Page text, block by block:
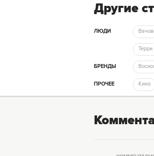
Другие
ЛЮДИ
БРЕНДЫ
ПРОЧЕЕ Кино